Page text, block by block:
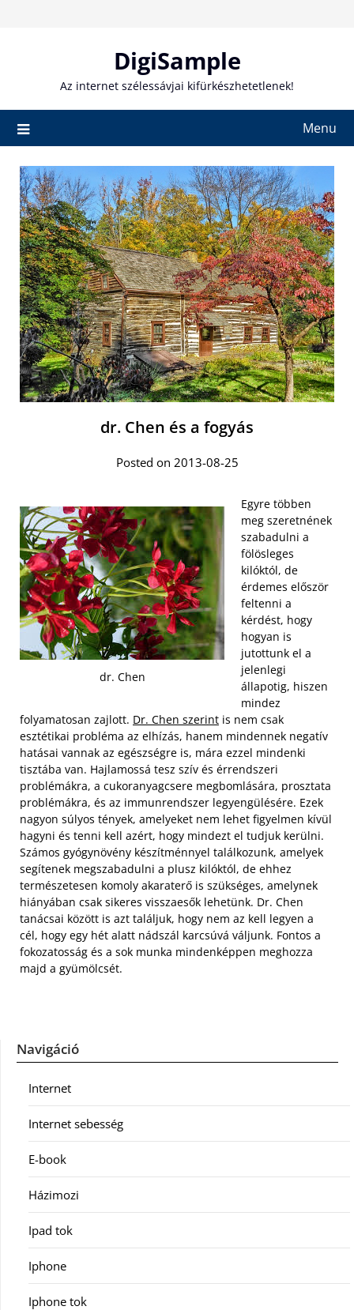
DigiSample
Az internet szélessávjai kifürkészhetetlenek!
Menu
dr. Chen és a fogyás
Posted on 2013-08-25
dr. Chen
Egyre többen
meg szeretnének
szabadulni a
fölösleges
kilóktól, de
érdemes először
feltenni a
kérdést, hogy
hogyan is
jutottunk el a
jelenlegi
állapotig, hiszen
mindez
folyamatosan zajlott. Dr. Chen szerint is nem csak
esztétikai probléma az elhízás, hanem mindennek negatív
hatásai vannak az egészségre is, mára ezzel mindenki
tisztába van. Hajlamossá tesz szív és érrendszeri
problémákra, a cukoranyagcsere megbomlására, prosztata
problémákra, és az immunrendszer legyengülésére. Ezek
nagyon súlyos tények, amelyeket nem lehet figyelmen kívül
hagyni és tenni kell azért, hogy mindezt el tudjuk kerülni.
Számos gyógynövény készítménnyel találkozunk, amelyek
segítenek megszabadulni a plusz kilóktól, de ehhez
természetesen komoly akaraterő is szükséges, amelynek
hiányában csak sikeres visszaesők lehetünk. Dr. Chen
tanácsai között is azt találjuk, hogy nem az kell legyen a
cél, hogy egy hét alatt nádszál karcsúvá váljunk. Fontos a
fokozatosság és a sok munka mindenképpen meghozza
majd a gyümölcsét.
Navigáció
Internet
Internet sebesség
E-book
Házimozi
Ipad tok
Iphone
Iphone tok